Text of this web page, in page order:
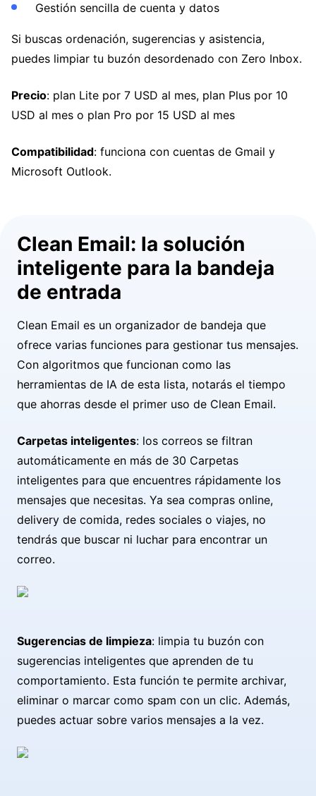
Gestión sencilla de cuenta y datos
Si buscas ordenación, sugerencias y asistencia,
puedes limpiar tu buzón desordenado con Zero Inbox.
Precio: plan Lite por 7 USD al mes, plan Plus por 10
USD al mes o plan Pro por 15 USD al mes
Compatibilidad: funciona con cuentas de Gmail y
Microsoft Outlook.
Clean Email: la solución
inteligente para la bandeja
de entrada
Clean Email es un organizador de bandeja que
ofrece varias funciones para gestionar tus mensajes.
Con algoritmos que funcionan como las
herramientas de IA de esta lista, notarás el tiempo
que ahorras desde el primer uso de Clean Email.
Carpetas inteligentes: los correos se filtran
automáticamente en más de 30 Carpetas
inteligentes para que encuentres rápidamente los
mensajes que necesitas. Ya sea compras online,
delivery de comida, redes sociales o viajes, no
tendrás que buscar ni luchar para encontrar un
correo.
Sugerencias de limpieza: limpia tu buzón con
sugerencias inteligentes que aprenden de tu
comportamiento. Esta función te permite archivar,
eliminar o marcar como spam con un clic. Además,
puedes actuar sobre varios mensajes a la vez.